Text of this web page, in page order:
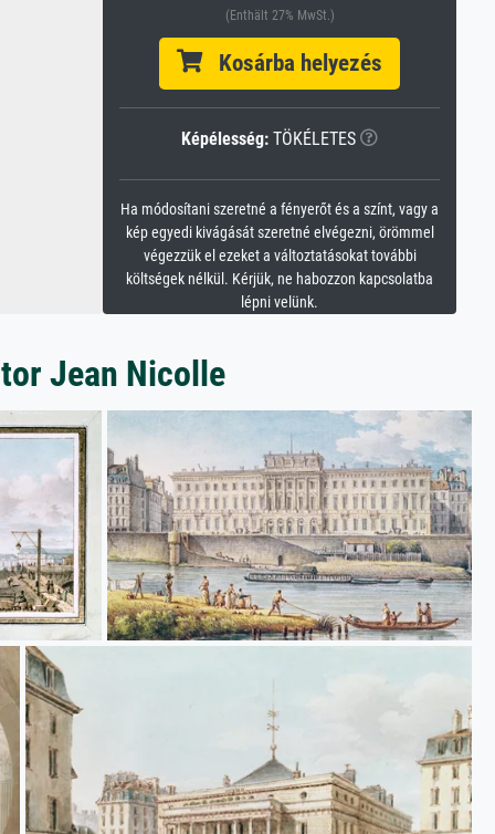
(Enthält 27% MwSt.)
Kosárba helyezés
Képélesség: TÖKÉLETES
Ha módosítani szeretné a fényerőt és a színt, vagy a
kép egyedi kivágását szeretné elvégezni, örömmel
végezzük el ezeket a változtatásokat további
költségek nélkül. Kérjük, ne habozzon kapcsolatba
lépni velünk.
Jean Nicolle